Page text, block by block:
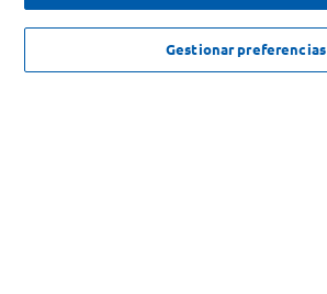
Gestionar preferencias